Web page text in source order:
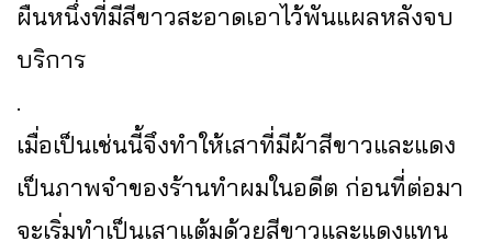
ผืนหนึ่งที่มีสีขาวสะอาดเอาไว้พันแผลหลังจบ
บริการ
.
เมื่อเป็นเช่นนี้จึงทำให้เสาที่มีผ้าสีขาวและแดง
เป็นภาพจำของร้านทำผมในอดีต ก่อนที่ต่อมา
จะเริ่มทำเป็นเสาแต้มด้วยสีขาวและแดงแทน